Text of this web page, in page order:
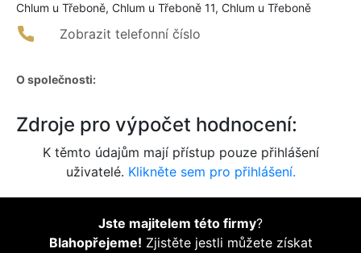
Chlum u Třeboně, Chlum u Třeboně 11, Chlum u Třeboně
Zobrazit telefonní číslo
O společnosti:
Zdroje pro výpočet hodnocení:
K těmto údajům mají přístup pouze přihlášení
uživatelé. Klikněte sem pro přihlášení.
Jste majitelem této firmy?
Blahopřejeme! Zjistěte jestli můžete získat